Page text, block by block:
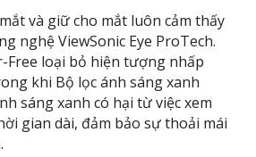
và giữ cho mắt luôn cảm thấy
nghệ ViewSonic Eye ProTech.
Free loại bỏ hiện tượng nhấp
khi Bộ lọc ánh sáng xanh
sáng xanh có hại từ việc xem
gian dài, đảm bảo sự thoải mái